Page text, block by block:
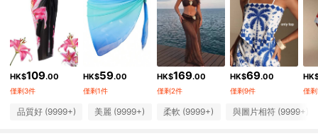
4.92 391K 追蹤者
4.92 391K 追蹤者
4.92 391K 追蹤者
391K 追蹤者
HK$109.00
僅剩3件
HK$59.00
僅剩1件
HK$169.00
僅剩2件
HK$69.00
僅剩9件 僅
品質好 (9999+) 美麗 (9999+) 柔軟 (9999+) 與圖片相符 (9999+)